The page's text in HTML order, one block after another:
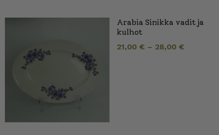
Arabia Sinikka vadit ja
kulhot
21,00 € – 28,00 €